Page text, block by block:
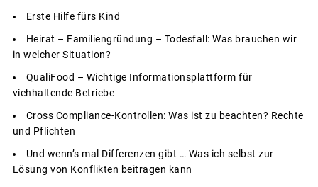
Erste Hilfe fürs Kind
Heirat – Familiengründung – Todesfall: Was brauchen wir
in welcher Situation?
QualiFood – Wichtige Informationsplattform für
viehhaltende Betriebe
Cross Compliance-Kontrollen: Was ist zu beachten? Rechte
und Pflichten
Und wenn’s mal Differenzen gibt … Was ich selbst zur
Lösung von Konflikten beitragen kann